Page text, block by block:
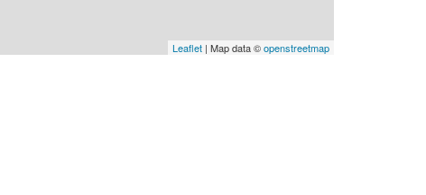
Leaflet | Map data ©openstreetmap